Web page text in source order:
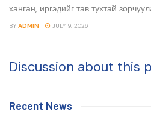
ханган, иргэдийг тав тухтай
BY ADMIN JULY 9, 2026
Discussion about this
Recent News